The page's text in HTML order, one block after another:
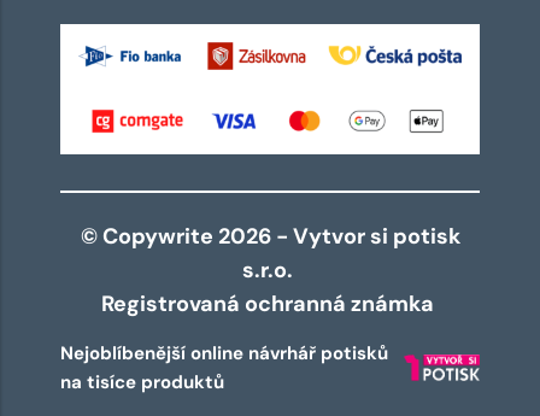
© Copywrite 2026 - Vytvor si potisk
s.r.o.
Registrovaná ochranná známka
Nejoblíbenější online návrhář potisků
na tisíce produktů